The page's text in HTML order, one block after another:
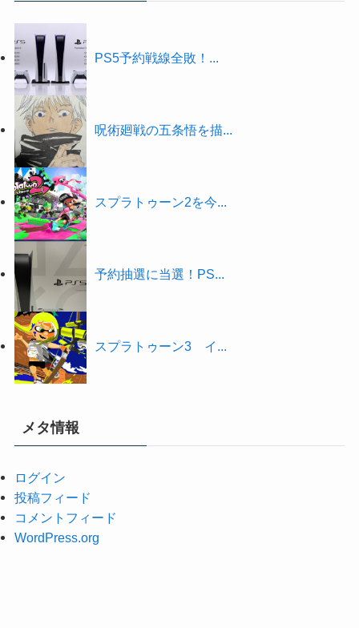
PS5予約戦線全敗！...
呪術廻戦の五条悟を描...
スプラトゥーン2を今...
予約抽選に当選！PS...
スプラトゥーン3 イ...
メタ情報
ログイン
投稿フィード
コメントフィード
WordPress.org